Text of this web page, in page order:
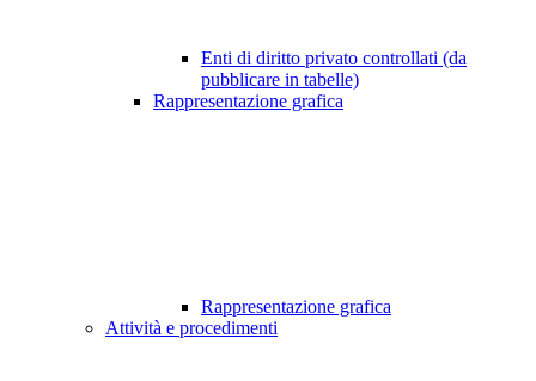
Enti di diritto privato controllati (da
pubblicare in tabelle)
Rappresentazione grafica
Rappresentazione grafica
Attività e procedimenti